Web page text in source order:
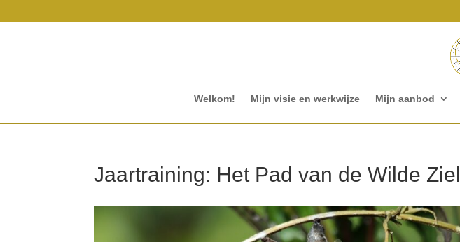
Welkom! Mijn visie en werkwijze Mijn aanbod
Jaartraining: Het Pad van de Wilde Ziel